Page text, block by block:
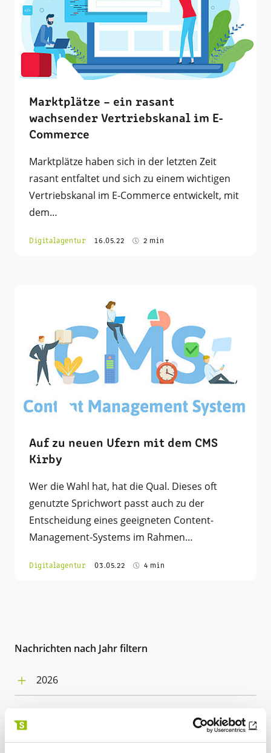
Marktplätze – ein rasant
wachsender Vertriebskanal im E-
Commerce
Marktplätze haben sich in der letzten Zeit
rasant entfaltet und sich zu einem wichtigen
Vertriebskanal im E-Commerce entwickelt, mit
dem…
Digitalagentur 16.05.22 2 min
Auf zu neuen Ufern mit dem CMS
Kirby
Wer die Wahl hat, hat die Qual. Dieses oft
genutzte Sprichwort passt auch zu der
Entscheidung eines geeigneten Content-
Management-Systems im Rahmen…
Digitalagentur 03.05.22 4 min
Nachrichten nach Jahr filtern
2026
Juli (4)
2024